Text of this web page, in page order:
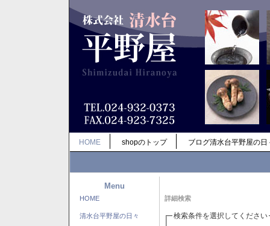
HOME shopのトップ ブログ清水台平野屋の日
Menu
HOME
清水台平野屋の日々
詳細検索
検索条件を選択してください